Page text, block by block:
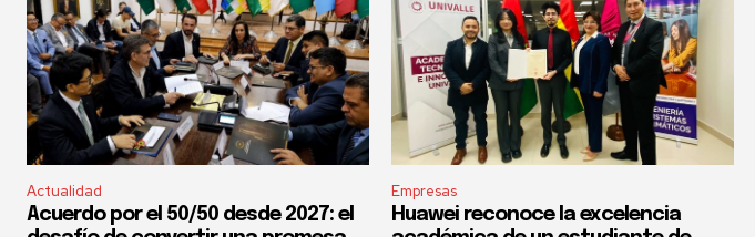
Actualidad
Acuerdo por el 50/50 desde 2027: el
Empresas
Huawei reconoce la excelencia